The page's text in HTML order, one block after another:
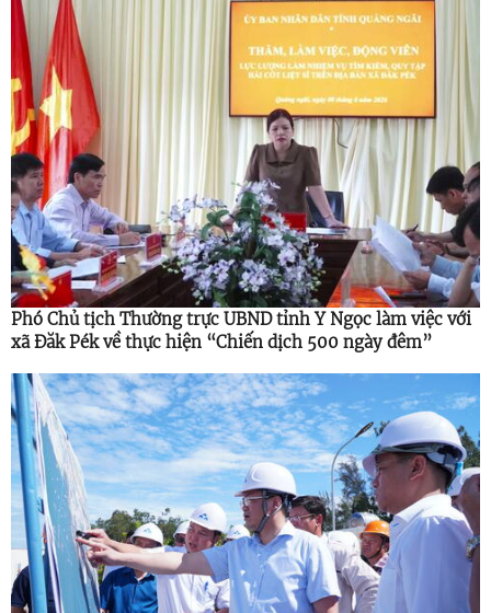
Phó Chủ tịch Thường trực UBND tỉnh Y Ngọc làm việc với
xã Đăk Pék về thực hiện “Chiến dịch 500 ngày đêm”